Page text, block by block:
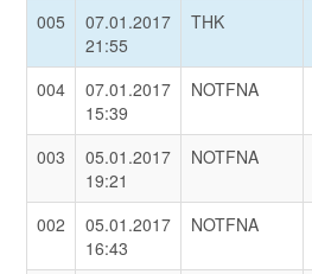
005
07.01.2017
21:55
THK
004
07.01.2017
15:39
NOTFNA
003
05.01.2017
19:21
NOTFNA
002
05.01.2017
16:43
NOTFNA